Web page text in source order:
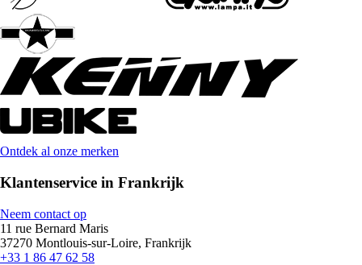
Ontdek al onze merken
Klantenservice in Frankrijk
Neem contact op
11 rue Bernard Maris
37270 Montlouis-sur-Loire, Frankrijk
+33 1 86 47 62 58